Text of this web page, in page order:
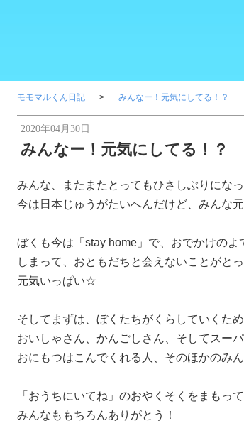
モモマルくん日記 みんなー！元気にしてる！？
2020年04月30日
みんなー！元気にしてる！？
みんな、またまたとってもひさしぶりになっ
今は日本じゅうがたいへんだけど、みんな
ぼくも今は「stay home」で、おでかけのよ
しまって、おともだちと会えないことがと
元気いっぱい☆
そしてまずは、ぼくたちがくらしていくた
おいしゃさん、かんごしさん、そしてスー
おにもつはこんでくれる人、そのほかのみ
「おうちにいてね」のおやくそくをまもっ
みんなももちろんありがとう！